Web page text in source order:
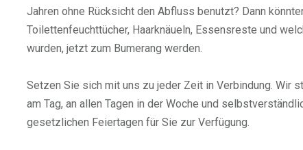
Jahren ohne Rücksicht den Abfluss benutzt? Dann
Toilettenfeuchttücher, Haarknäueln, Essensreste und
wurden, jetzt zum Bumerang werden.
Setzen Sie sich mit uns zu jeder Zeit in Verbindung. Wir
am Tag, an allen Tagen in der Woche und
gesetzlichen Feiertagen für Sie zur Verfügung.